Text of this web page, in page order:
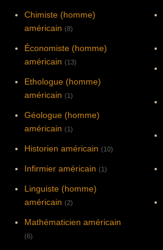
Chimiste (homme)
américain (8)
Économiste (homme)
américain (13)
Ethologue (homme)
américain (1)
Géologue (homme)
américain (1)
Historien américain (10)
Infirmier américain (1)
Linguiste (homme)
américain (2)
Mathématicien américain
(6)